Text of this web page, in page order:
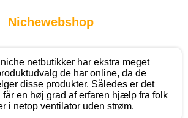
Nichewebshop
netbutikker har ekstra meget
de har online, da de
disse produkter. Således er det
får en høj grad af erfaren hjælp fra folk
i netop ventilator uden strøm.